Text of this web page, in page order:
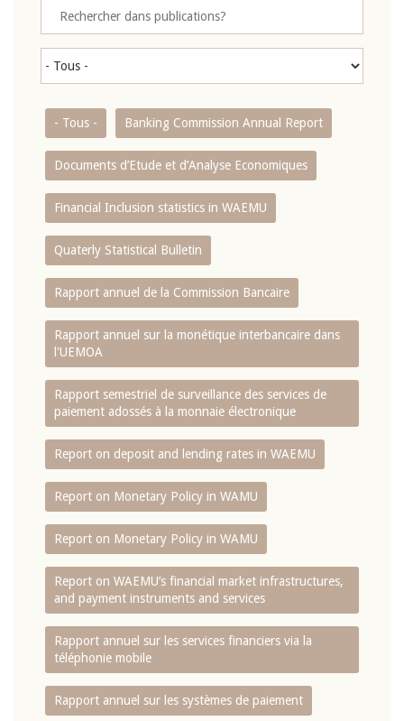
- Tous - Banking Commission Annual Report
Documents d’Etude et d’Analyse Economiques
Financial Inclusion statistics in WAEMU
Quaterly Statistical Bulletin
Rapport annuel de la Commission Bancaire
Rapport annuel sur la monétique interbancaire dans
l'UEMOA
Rapport semestriel de surveillance des services de
paiement adossés à la monnaie électronique
Report on deposit and lending rates in WAEMU
Report on Monetary Policy in WAMU
Report on Monetary Policy in WAMU
Report on WAEMU’s financial market infrastructures,
and payment instruments and services
Rapport annuel sur les services financiers via la
téléphonie mobile
Rapport annuel sur les systèmes de paiement